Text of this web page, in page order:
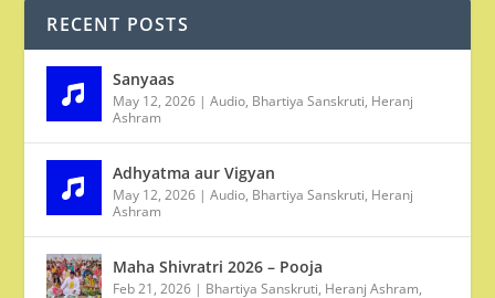
RECENT POSTS
Sanyaas
May 12, 2026 |Audio, Bhartiya Sanskruti, Heranj
Ashram
Adhyatma aur Vigyan
May 12, 2026 |Audio, Bhartiya Sanskruti, Heranj
Ashram
Maha Shivratri 2026 – Pooja
Feb 21, 2026 | Bhartiya Sanskruti, Heranj Ashram,